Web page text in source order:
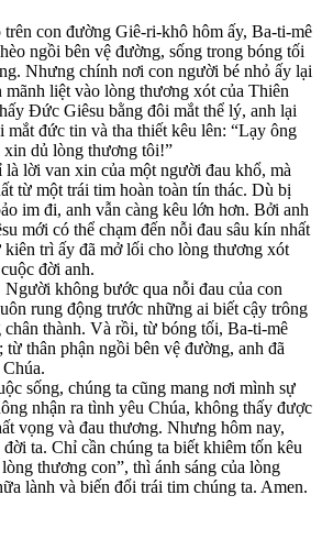
con đường Giê-ri-khô hôm ấy, Ba-ti-mê
ngồi bên vệ đường, sống trong bóng tối
Nhưng chính nơi con người bé nhỏ ấy lại
mãnh liệt vào lòng thương xót của Thiên
Đức Giêsu bằng đôi mắt thể lý, anh lại
mắt đức tin và tha thiết kêu lên: “Lạy ông
dủ lòng thương tôi!”
lời van xin của một người đau khổ, mà
từ một trái tim hoàn toàn tín thác. Dù bị
im đi, anh vẫn càng kêu lớn hơn. Bởi anh
mới có thể chạm đến nỗi đau sâu kín nhất
trì ấy đã mở lối cho lòng thương xót
đời anh.
không bước qua nỗi đau của con
rung động trước những ai biết cậy trông
thành. Và rồi, từ bóng tối, Ba-ti-mê
từ thân phận ngồi bên vệ đường, anh đã
sống, chúng ta cũng mang nơi mình sự
nhận ra tình yêu Chúa, không thấy được
vọng và đau thương. Nhưng hôm nay,
ta. Chỉ cần chúng ta biết khiêm tốn kêu
thương con”, thì ánh sáng của lòng
lành và biến đổi trái tim chúng ta. Amen.